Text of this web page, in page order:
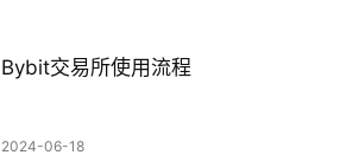
Bybit交易所使用流程
2024-06-18